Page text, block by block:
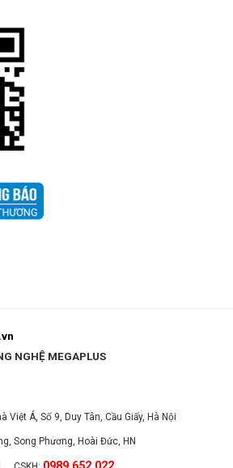
NGHỆ MEGAPLUS
Việt Á, Số 9, Duy Tân, Cầu Giấy, Hà Nội
Song Phương, Hoài Đức, HN
0989.652.022